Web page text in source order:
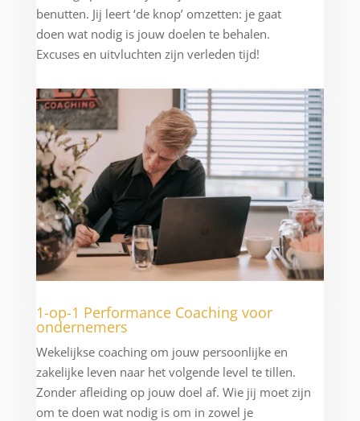
benutten. Jij leert ‘de knop’ omzetten: je gaat
doen wat nodig is jouw doelen te behalen.
Excuses en uitvluchten zijn verleden tijd!
1-op-1 Performance Coaching voor
ondernemers
Wekelijkse coaching om jouw persoonlijke en
zakelijke leven naar het volgende level te tillen.
Zonder afleiding op jouw doel af. Wie jij moet zijn
om te doen wat nodig is om in zowel je